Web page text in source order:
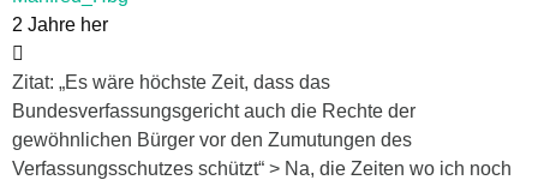
2 Jahre her
Zitat: „Es wäre höchste Zeit, dass das
Bundesverfassungsgericht auch die Rechte der
gewöhnlichen Bürger vor den Zumutungen des
Verfassungsschutzes schützt“ > Na, die Zeiten wo ich noch